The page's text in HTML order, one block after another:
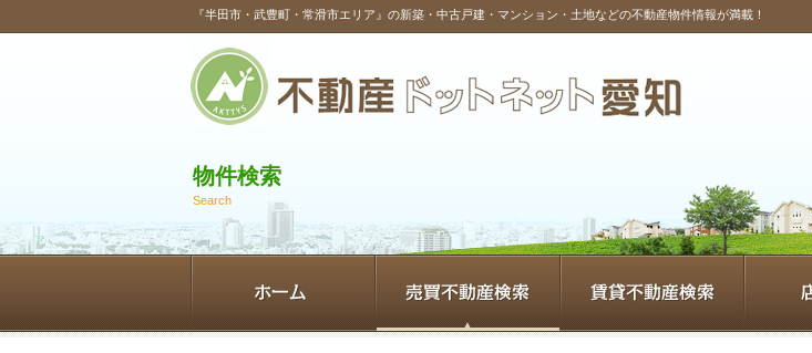
『半田市・武豊町・常滑市エリア』の新築・中古戸建・マンション・土地などの不動産物件情報が満載！
物件検索
Search